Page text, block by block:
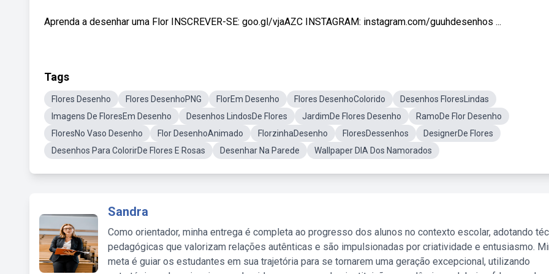
Aprenda a desenhar uma Flor INSCREVER-SE: goo.gl/vjaAZC INSTAGRAM: instagram.com/guuhdesenhos ...
Tags
Flores Desenho Flores DesenhoPNG FlorEm Desenho Flores DesenhoColorido
Desenhos FloresLindas
Imagens De FloresEm Desenho
Desenhos LindosDe Flores JardimDe Flores Desenho
RamoDe Flor Desenho
FloresNo Vaso Desenho
Flor DesenhoAnimado FlorzinhaDesenho FloresDessenhos
DesignerDe Flores
Desenhos Para ColorirDe Flores E Rosas
Desenhar Na Parede Wallpaper DIA Dos Namorados
Sandra
Como orientador, minha entrega é completa ao progresso dos alunos no contexto escolar, adotando
pedagógicas que valorizam relações autênticas e são impulsionadas por criatividade e entusiasmo.
meta é guiar os estudantes em sua trajetória para se tornarem uma geração excepcional, utilizando